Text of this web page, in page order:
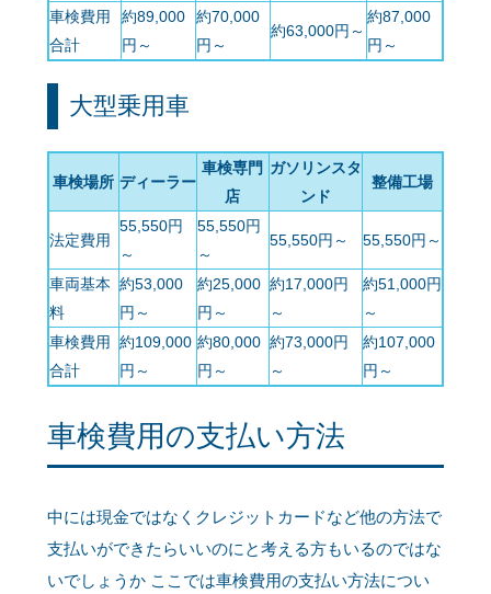
車検費用
合計
約89,000
円～
約70,000
円～
約63,000円～
約87,000
円～
大型乗用車
車検場所 ディーラー
車検専門
店
ガソリンスタ
ンド
整備工場
法定費用
55,550円
～
55,550円
～
55,550円～ 55,550円～
車両基本
料
約53,000
円～
約25,000
円～
約17,000円
～
約51,000円
～
車検費用
合計
約109,000
円～
約80,000
円～
約73,000円
～
約107,000
円～
車検費用の支払い方法
中には現金ではなくクレジットカードなど他の方法で
支払いができたらいいのにと考える方もいるのではな
いでしょうか ここでは車検費用の支払い方法につい